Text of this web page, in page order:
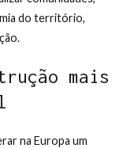
do território,
mais
na Europa um